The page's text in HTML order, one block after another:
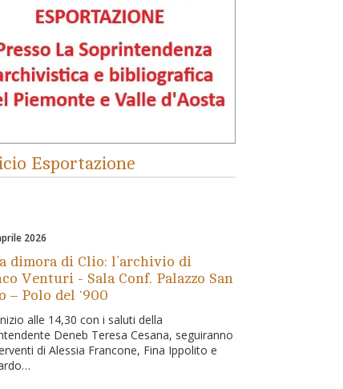
Esportazione
2026
dimora di Clio: l’archivio di
Venturi - Sala Conf. Palazzo San
– Polo del ‘900
alle 14,30 con i saluti della
Deneb Teresa Cesana, seguiranno
di Alessia Francone, Fina Ippolito e